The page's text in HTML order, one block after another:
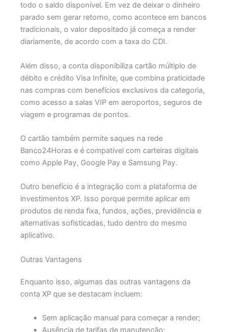
todo o saldo disponível. Em vez de deixar o dinheiro
parado sem gerar retorno, como acontece em bancos
tradicionais, o valor depositado já começa a render
diariamente, de acordo com a taxa do CDI.
Além disso, a conta disponibiliza cartão múltiplo de
débito e crédito Visa Infinite, que combina praticidade
nas compras com benefícios exclusivos da categoria,
como acesso a salas VIP em aeroportos, seguros de
viagem e programas de pontos.
O cartão também permite saques na rede
Banco24Horas e é compatível com carteiras digitais
como Apple Pay, Google Pay e Samsung Pay.
Outro benefício é a integração com a plataforma de
investimentos XP. Isso porque permite aplicar em
produtos de renda fixa, fundos, ações, previdência e
alternativas sofisticadas, tudo dentro do mesmo
aplicativo.
Outras Vantagens
Enquanto isso, algumas das outras vantagens da
conta XP que se destacam incluem:
Sem aplicação manual para começar a render;
Ausência de tarifas de manutenção;